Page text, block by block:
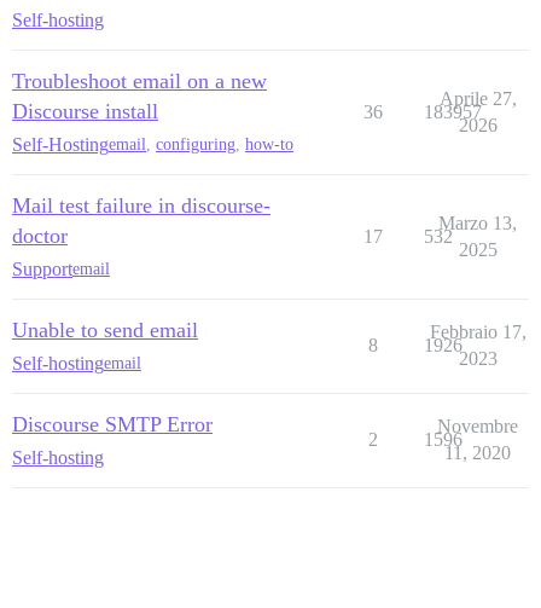
Self-hosting
Troubleshoot email on a new
Discourse install
Self-Hostingemail, configuring, how-to
36 183957
Aprile 27,
2026
Mail test failure in discourse-
doctor
Supportemail
17 532
Marzo 13,
2025
Unable to send email
Self-hostingemail
8 1926
Febbraio 17,
2023
Discourse SMTP Error
Self-hosting
2 1596
Novembre
11, 2020